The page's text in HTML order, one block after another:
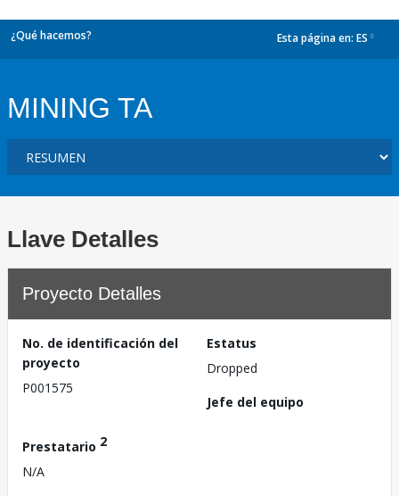
¿Qué hacemos? Esta página en: ES
MINING TA
Llave Detalles
Proyecto Detalles
No. de identificación del
proyecto
P001575
Estatus
Dropped
Jefe del equipo
Prestatario 2
N/A